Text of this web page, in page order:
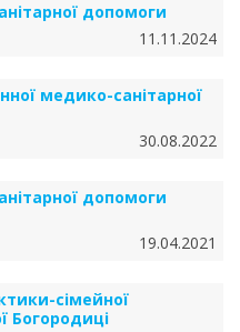
допомоги
11.11.2024
медико-санітарної
30.08.2022
допомоги
19.04.2021
сімейної
Богородиці